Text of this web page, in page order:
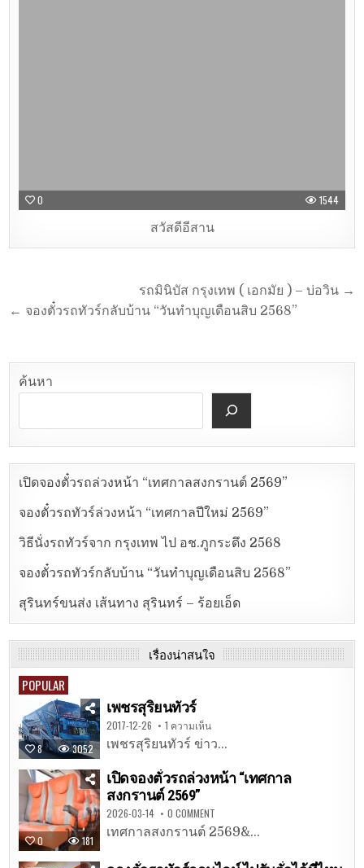
0 1544
สวัสดีอีสาน
รถมินิบัส กรุงเทพ ( เอกมัย ) – บ่อวิน →
← จองตั๋วรถทัวร์กลับบ้าน “วันทำบุญเดือนสิบ 2568”
ค้นหา
เปิดจองตั๋วรถล่วงหน้า “เทศกาลสงกรานต์ 2569”
จองตั๋วรถทัวร์ล่วงหน้า “เทศกาลปีใหม่ 2569”
วิธีนั่งรถทัวร์จาก กรุงเทพ ไป อช.ภูกระดึง 2568
จองตั๋วรถทัวร์กลับบ้าน “วันทำบุญเดือนสิบ 2568”
สุรินทร์ขนส่ง เส้นทาง สุรินทร์ – ร้อยเอ็ด
เรื่องน่าสนใจ
POPULAR
8 3052
เพชรสุริยนทัวร์
2017-12-26 1 ความเห็น
เพชรสุริยนทัวร์ ข่าว...
0 181
เปิดจองตั๋วรถล่วงหน้า “เทศกาล
สงกรานต์ 2569”
2026-03-14 0 COMMENT
เทศกาลสงกรานต์ 2569&...